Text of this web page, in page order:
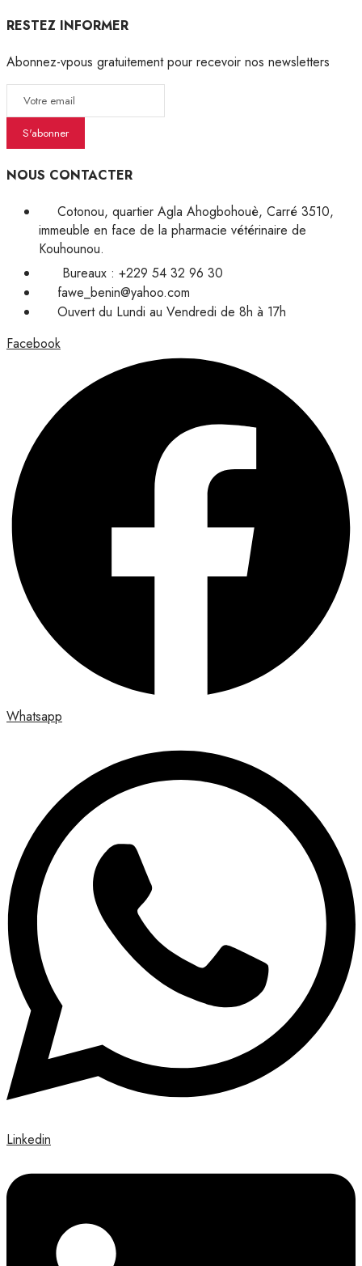
RESTEZ INFORMER
Abonnez-vpous gratuitement pour recevoir nos newsletters
S'abonner
NOUS CONTACTER
Cotonou, quartier Agla Ahogbohouè, Carré 3510,
immeuble en face de la pharmacie vétérinaire de
Kouhounou.
Bureaux : +229 54 32 96 30
fawe_benin@yahoo.com
Ouvert du Lundi au Vendredi de 8h à 17h
Facebook
Whatsapp
Linkedin